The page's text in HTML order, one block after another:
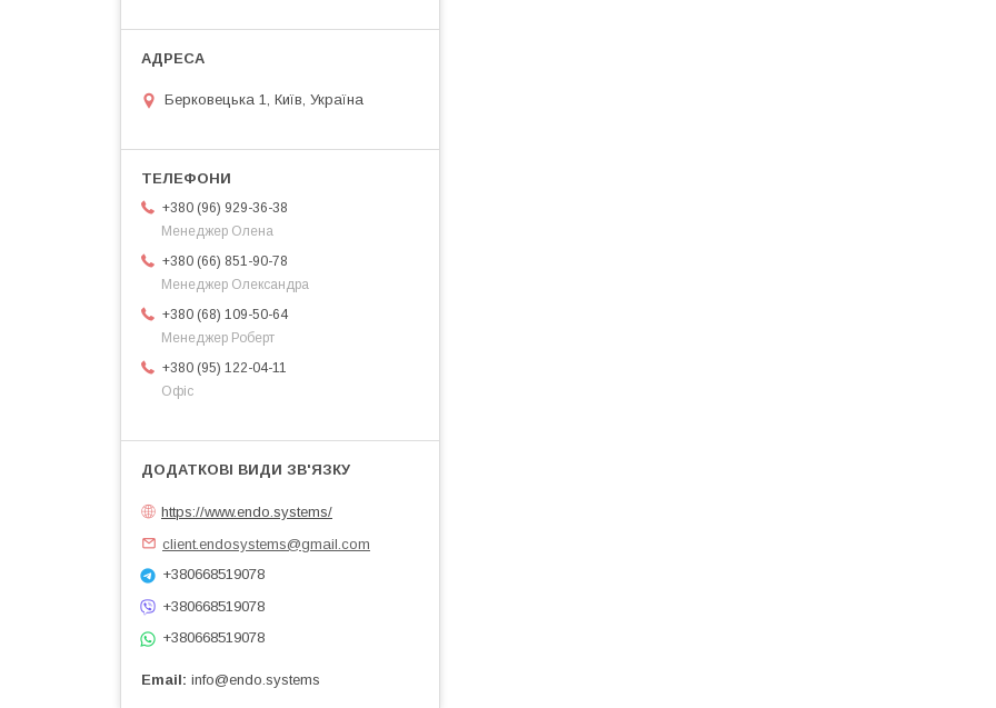
Берковецька 1, Київ, Україна
+380 (96) 929-36-38
Менеджер Олена
+380 (66) 851-90-78
Менеджер Олександра
+380 (68) 109-50-64
Менеджер Роберт
+380 (95) 122-04-11
Офіс
https://www.endo.systems/
client.endosystems@gmail.com
+380668519078
+380668519078
+380668519078
Email info@endo.systems